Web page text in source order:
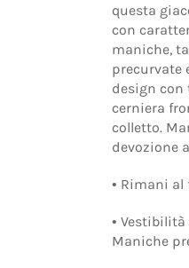
questa
con
maniche,
precurvate
design
cerniera
colletto.
devozione
• Rimani al
•
Maniche